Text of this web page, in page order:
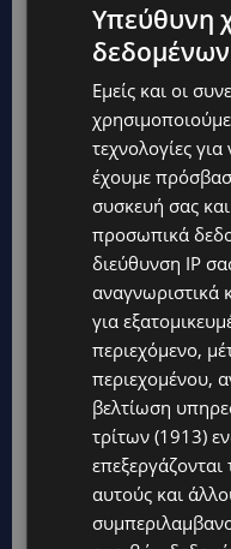
Hot this week
CALENDAR
ΑΠΟ ΤΗΝ ΚΥΠΡΟ
Στέλλα Παπά
εικαστική σκηνή
UPDATES
ΦΩΤΟ: Αγνοείται
Αστυνομίας για
UPDATES
ΣΤΑΥΡΟΣ
«κουρεμένους»
Χριστοδουλίδης
Υπεύθυνη
Εμείς και οι
τεχνολογίες
έχουμε
συσκευή σας
προσωπικά
διεύθυνση IP
αναγνωριστικά
για
περιεχόμενο,
περιεχομένου,
βελτίωση
τρίτων (1913)
αυτούς και